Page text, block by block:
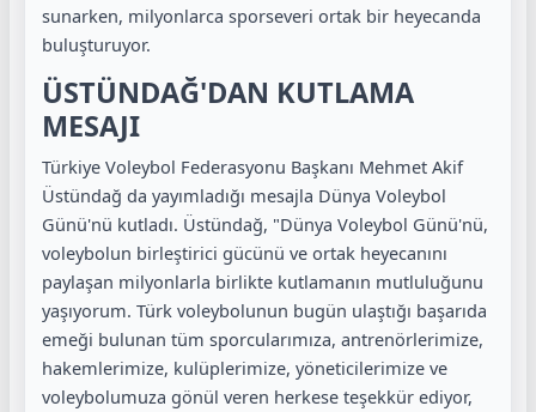
sunarken, milyonlarca sporseveri ortak bir heyecanda
buluşturuyor.
ÜSTÜNDAĞ'DAN KUTLAMA
MESAJI
Türkiye Voleybol Federasyonu Başkanı Mehmet Akif
Üstündağ da yayımladığı mesajla Dünya Voleybol
Günü'nü kutladı. Üstündağ, "Dünya Voleybol Günü'nü,
voleybolun birleştirici gücünü ve ortak heyecanını
paylaşan milyonlarla birlikte kutlamanın mutluluğunu
yaşıyorum. Türk voleybolunun bugün ulaştığı başarıda
emeği bulunan tüm sporcularımıza, antrenörlerimize,
hakemlerimize, kulüplerimize, yöneticilerimize ve
voleybolumuza gönül veren herkese teşekkür ediyor,